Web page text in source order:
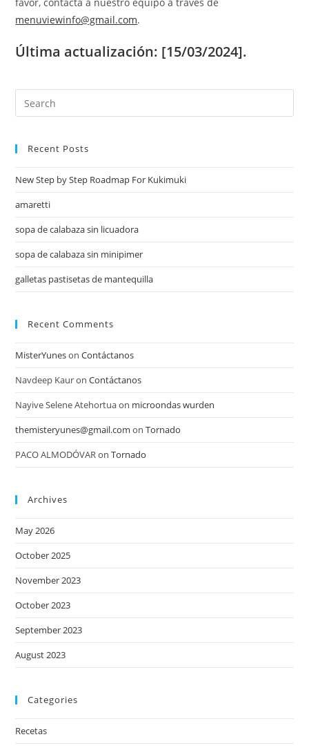
menuviewinfo@gmail.com.
Última actualización: [15/03/2024].
Recent Posts
New Step by Step Roadmap For Kukimuki
amaretti
sopa de calabaza sin licuadora
sopa de calabaza sin minipimer
galletas pastisetas de mantequilla
Recent Comments
MisterYunesonContáctanos
Navdeep KauronContáctanos
Nayive Selene Atehortuaon microondas wurden
themisteryunes@gmail.com onTornado
PACO ALMODÓVARonTornado
Archives
May 2026
October 2025
November 2023
October 2023
September 2023
August 2023
Categories
Recetas